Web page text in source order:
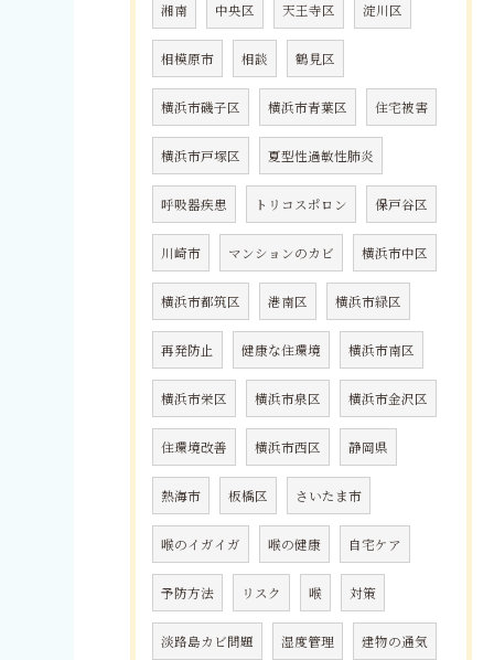
湘南 中央区 天王寺区 淀川区
相模原市 相談 鶴見区
横浜市磯子区 横浜市青葉区 住宅被害
横浜市戸塚区 夏型性過敏性肺炎
呼吸器疾患 トリコスポロン 保戸谷区
川崎市 マンションのカビ 横浜市中区
横浜市都筑区 港南区 横浜市緑区
再発防止 健康な住環境 横浜市南区
横浜市栄区 横浜市泉区 横浜市金沢区
住環境改善 横浜市西区 静岡県
熱海市 板橋区 さいたま市
喉のイガイガ 喉の健康 自宅ケア
予防方法 リスク 喉 対策
淡路島カビ問題 湿度管理 建物の通気